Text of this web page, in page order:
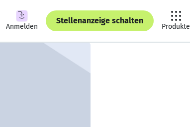
Anmelden
Stellenanzeige schalten
Produkte